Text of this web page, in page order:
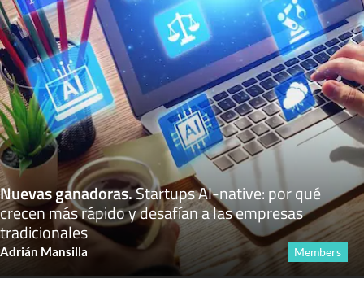
Nuevas ganadoras.Startups AI-native: por qué
crecen más rápido y desafían a las empresas
tradicionales
Adrián Mansilla Members